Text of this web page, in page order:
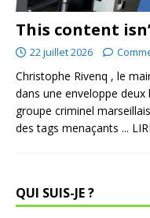
This content
22 juillet 2026
Christophe Rivenq , le
dans une enveloppe
groupe criminel
des tags menaçants ...
QUI SUIS-JE ?